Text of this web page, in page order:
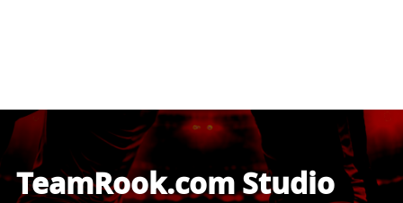
TeamRook.com Studio